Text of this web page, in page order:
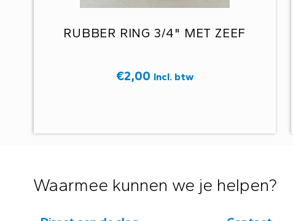
RUBBER RING 3/4" MET ZEEF
€2,00 Incl. btw
Waarmee kunnen we je helpen?